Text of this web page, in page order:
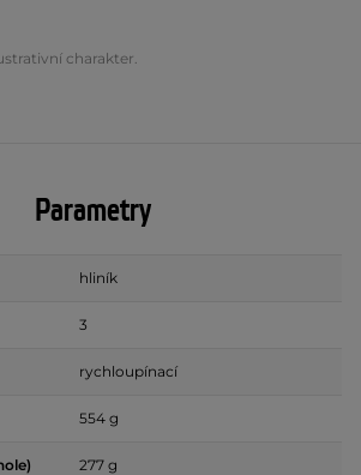
charakter.
Parametry
hliník
3
rychloupínací
554 g
277 g